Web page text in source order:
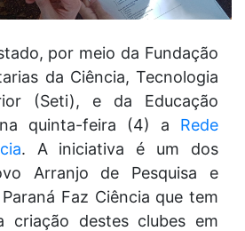
por meio da Fundação
da Ciência, Tecnologia
(Seti), e da Educação
quinta-feira (4) a Rede
. A iniciativa é um dos
Arranjo de Pesquisa e
Faz Ciência que tem
criação destes clubes em